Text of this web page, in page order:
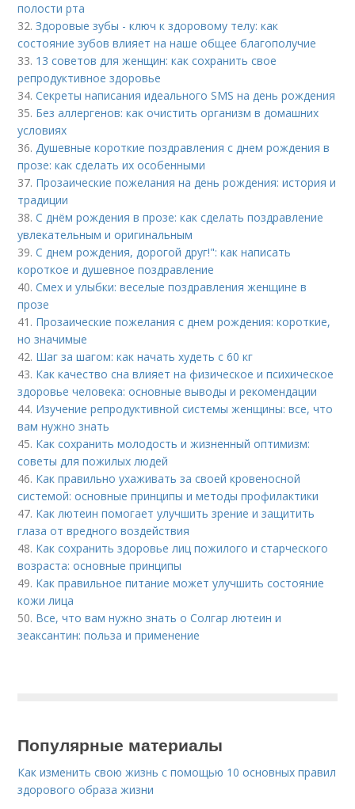
полости рта
32.Здоровые зубы - ключ к здоровому телу: как
состояние зубов влияет на наше общее благополучие
33. 13 советов для женщин: как сохранить свое
репродуктивное здоровье
34.Секреты написания идеального SMS на день рождения
35. Без аллергенов: как очистить организм в домашних
условиях
36.Душевные короткие поздравления с днем рождения в
прозе: как сделать их особенными
37. Прозаические пожелания на день рождения: история и
традиции
38.С днём рождения в прозе: как сделать поздравление
увлекательным и оригинальным
39.С днем рождения, дорогой друг!": как написать
короткое и душевное поздравление
40.Смех и улыбки: веселые поздравления женщине в
прозе
41. Прозаические пожелания с днем рождения: короткие,
но значимые
42. Шаг за шагом: как начать худеть с 60 кг
43. Как качество сна влияет на физическое и психическое
здоровье человека: основные выводы и рекомендации
44. Изучение репродуктивной системы женщины: все, что
вам нужно знать
45. Как сохранить молодость и жизненный оптимизм:
советы для пожилых людей
46. Как правильно ухаживать за своей кровеносной
системой: основные принципы и методы профилактики
47. Как лютеин помогает улучшить зрение и защитить
глаза от вредного воздействия
48. Как сохранить здоровье лиц пожилого и старческого
возраста: основные принципы
49. Как правильное питание может улучшить состояние
кожи лица
50. Все, что вам нужно знать о Солгар лютеин и
зеаксантин: польза и применение
Популярные материалы
Как изменить свою жизнь с помощью 10 основных правил
здорового образа жизни